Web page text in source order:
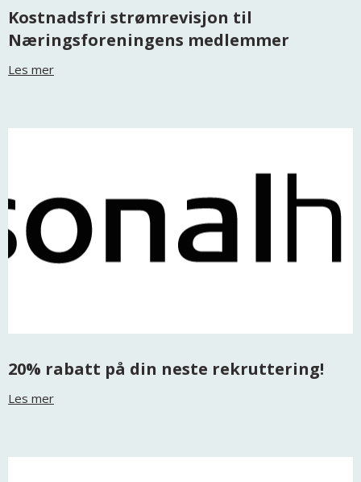
Kostnadsfri strømrevisjon til
Næringsforeningens medlemmer
Les mer
20% rabatt på din neste rekruttering!
Les mer